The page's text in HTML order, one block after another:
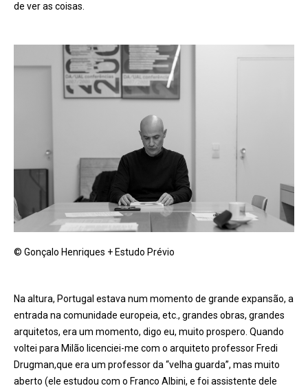
de ver as coisas.
© Gonçalo Henriques + Estudo Prévio
Na altura, Portugal estava num momento de grande expansão, a
entrada na comunidade europeia, etc., grandes obras, grandes
arquitetos, era um momento, digo eu, muito prospero. Quando
voltei para Milão licenciei-me com o arquiteto professor Fredi
Drugman,que era um professor da “velha guarda”, mas muito
aberto (ele estudou com o Franco Albini, e foi assistente dele